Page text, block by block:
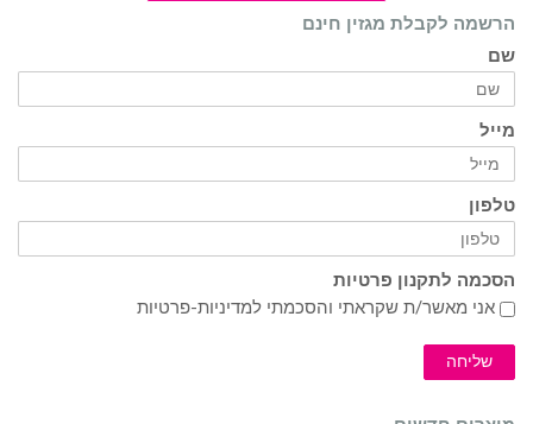
הרשמה לקבלת מגזין חינם
שם
מייל
טלפון
הסכמה לתקנון פרטיות
אני מאשר/ת שקראתי והסכמתי למדיניות-פרטיות
שליחה